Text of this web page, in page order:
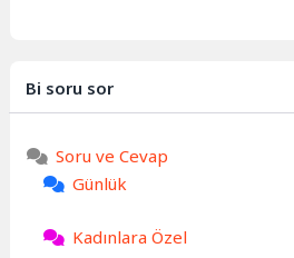
Bi soru sor
Soru ve Cevap
Günlük
Kadınlara Özel